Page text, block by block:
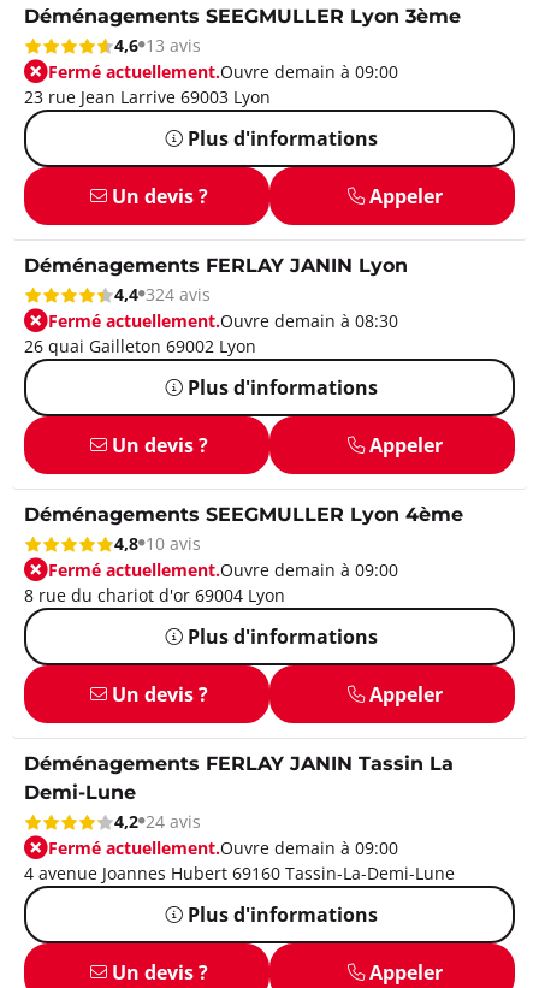
Déménagements SEEGMULLER Lyon 3ème
4,6 13 avis
Fermé actuellement.Ouvre demain à 09:00
23 rue Jean Larrive 69003 Lyon
Plus d'informations
Un devis ? Appeler
Déménagements FERLAY JANIN Lyon
4,4 324 avis
Fermé actuellement.Ouvre demain à 08:30
26 quai Gailleton 69002 Lyon
Plus d'informations
Un devis ? Appeler
Déménagements SEEGMULLER Lyon 4ème
4,8 10 avis
Fermé actuellement.Ouvre demain à 09:00
8 rue du chariot d'or 69004 Lyon
Plus d'informations
Un devis ? Appeler
Déménagements FERLAY JANIN Tassin La
Demi-Lune
4,2 24 avis
Fermé actuellement.Ouvre demain à 09:00
4 avenue Joannes Hubert 69160 Tassin-La-Demi-Lune
Plus d'informations
Un devis ? Appeler